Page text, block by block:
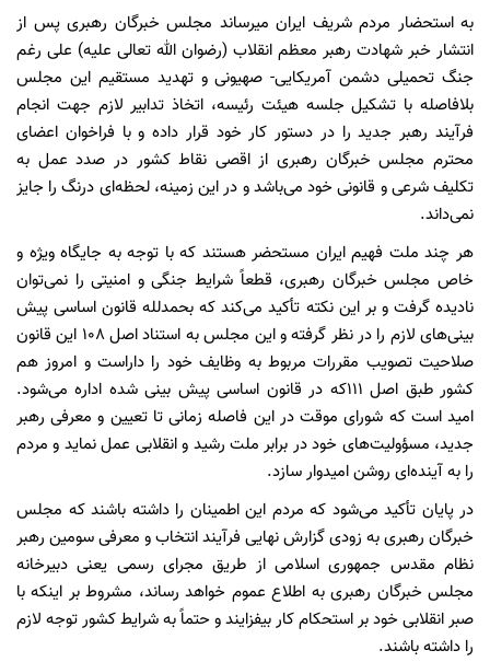
به استحضار مردم شریف ایران میرساند مجلس خبرگان رهبری پس از
انتشار خبر شهادت رهبر معظم انقلاب (رضوان الله تعالی علیه) علی رغم
جنگ تحمیلی دشمن آمریکایی- صهیونی و تهدید مستقیم این مجلس
بلافاصله با تشکیل جلسه هیئت رئیسه، اتخاذ تدابیر لازم جهت انجام
فرآیند رهبر جدید را در دستور کار خود قرار داده و با فراخوان اعضای
محترم مجلس خبرگان رهبری از اقصی نقاط کشور در صدد عمل به
تکلیف شرعی و قانونی خود می‌باشد و در این زمینه، لحظه‌ای درنگ را جایز
نمی‌داند.
هر چند ملت فهیم ایران مستحضر هستند که با توجه به جایگاه ویژه و
خاص مجلس خبرگان رهبری، قطعاً شرایط جنگی و امنیتی را نمی‌توان
نادیده گرفت و بر این نکته تأکید می‌کند که بحمدلله قانون اساسی پیش
بینی‌های لازم را در نظر گرفته و این مجلس به استناد اصل ۱۰۸ این قانون
صلاحیت تصویب مقررات مربوط به وظایف خود را داراست و امروز هم
کشور طبق اصل ۱۱۱که در قانون اساسی پیش بینی شده اداره می‌شود.
امید است که شورای موقت در این فاصله زمانی تا تعیین و معرفی رهبر
جدید، مسؤولیت‌های خود در برابر ملت رشید و انقلابی عمل نماید و مردم
را به آینده‌ای روشن امیدوار سازد.
در پایان تأکید می‌شود که مردم این اطمینان را داشته باشند که مجلس
خبرگان رهبری به زودی گزارش نهایی فرآیند انتخاب و معرفی سومین رهبر
نظام مقدس جمهوری اسلامی از طریق مجرای رسمی یعنی دبیرخانه
مجلس خبرگان رهبری به اطلاع عموم خواهد رساند، مشروط بر اینکه با
صبر انقلابی خود بر استحکام کار بیفزایند و حتماً به شرایط کشور توجه لازم
را داشته باشند.